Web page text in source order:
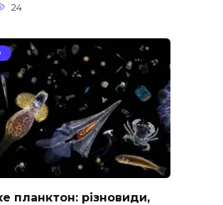
24
планктон: різновиди,